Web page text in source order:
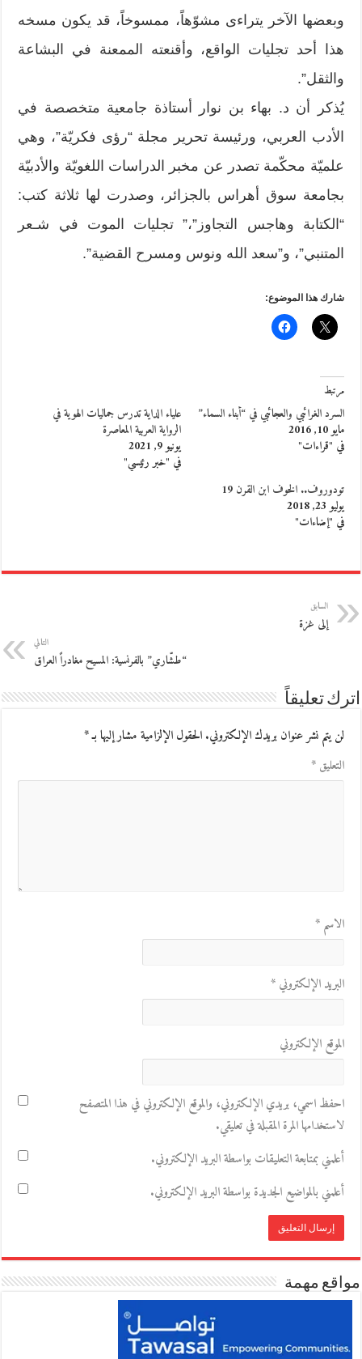
وبعضها الآخر يتراءى مشوّهاً، ممسوخاً، قد يكون مسخه
هذا أحد تجليات الواقع، وأقنعته الممعنة في البشاعة
والثقل”.
يُذكر أن د. بهاء بن نوار أستاذة جامعية متخصصة في
الأدب العربي، ورئيسة تحرير مجلة “رؤى فكريّة”، وهي
علميّة محكّمة تصدر عن مخبر الدراسات اللغويّة والأدبيّة
بجامعة سوق أهراس بالجزائر، وصدرت لها ثلاثة كتب:
“الكتابة وهاجس التجاوز”،” تجليات الموت في شـعر
المتنبي”، و”سعد الله ونوس ومسرح القضية”.
شارك هذا الموضوع:
مرتبط
السرد الغرائبي والعجائبي في “أبناء السماء”
مايو 10, 2016
في "قراءات"
علياء الداية تدرس جماليات الهوية في
الرواية العربية المعاصرة
يونيو 9, 2021
في "خبر رئيسي"
تودوروف.. الخوف ابن القرن 19
يوليو 23, 2018
في "إضاءات"
السابق
إلى غزة
التالي
“طشّاري” بالفرنسية: المسيح مغادراً العراق
اترك تعليقاً
لن يتم نشر عنوان بريدك الإلكتروني.الحقول الإلزامية مشار إليها بـ*
التعليق*
الاسم*
البريد الإلكتروني*
الموقع الإلكتروني
احفظ اسمي، بريدي الإلكتروني، والموقع الإلكتروني في هذا المتصفح
لاستخدامها المرة المقبلة في تعليقي.
أعلمني بمتابعة التعليقات بواسطة البريد الإلكتروني.
أعلمني بالمواضيع الجديدة بواسطة البريد الإلكتروني.
مواقع مهمة